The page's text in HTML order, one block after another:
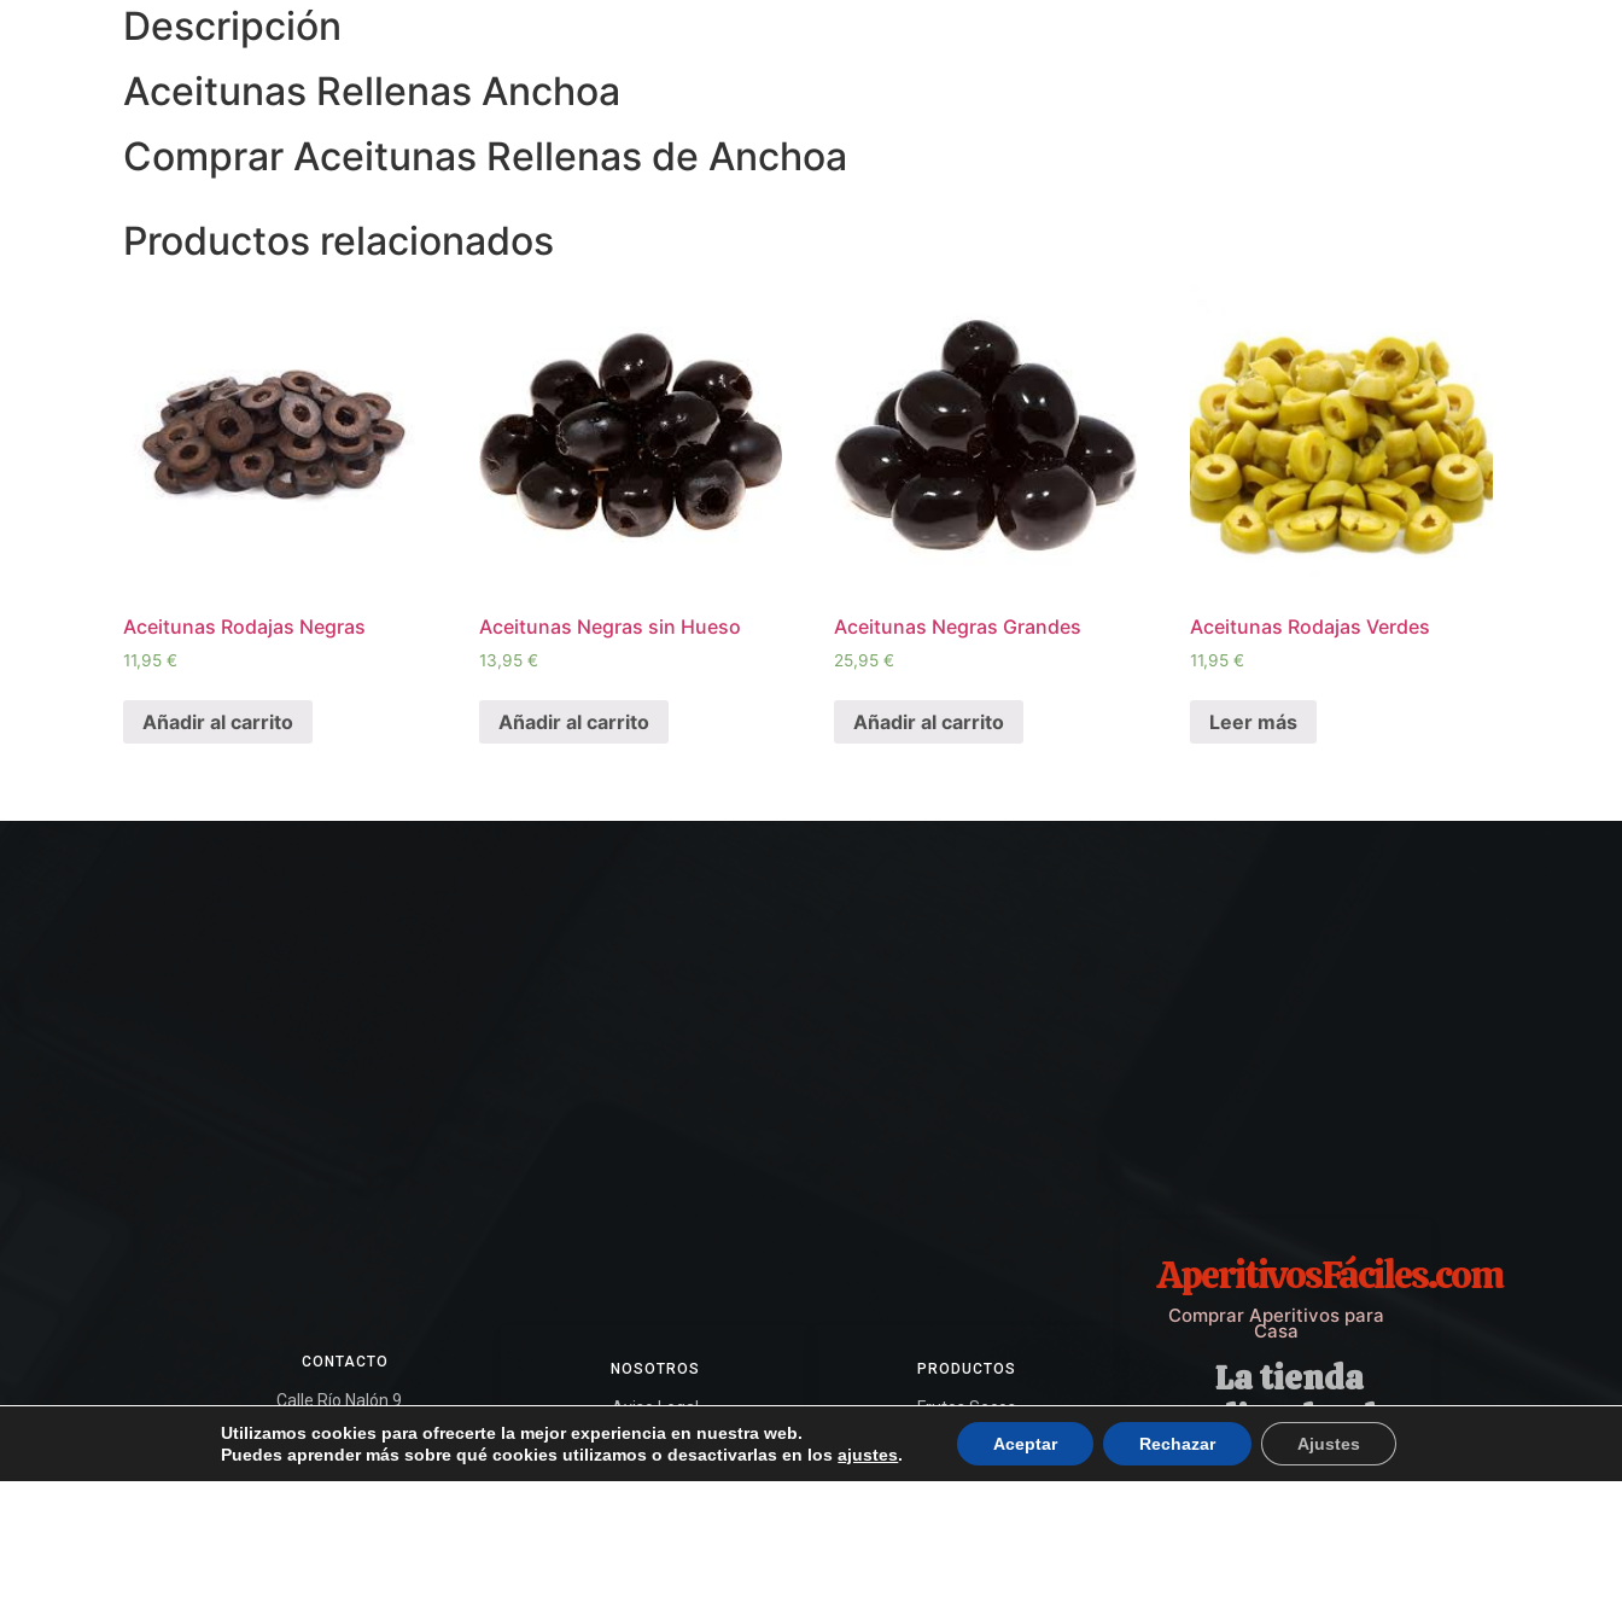
Descripción
Aceitunas Rellenas Anchoa
Comprar Aceitunas Rellenas de Anchoa
Productos relacionados
Aceitunas Rodajas Negras
11,95 €
Añadir al carrito
Aceitunas Negras sin Hueso
13,95 €
Añadir al carrito
Aceitunas Negras Grandes
25,95€
Añadir al carrito
Aceitunas Rodajas Verdes
11,95€
Leer más
CONTACTO
Calle Río Nalón 9
Algete Madrid España
91 628 33 17
669 18 67 52
NOSOTROS
Aviso Legal
Política de Privacidad
Política de Cookies
PRODUCTOS
Frutos Secos
Golosinas
Conservas de Pescado
AperitivosFáciles.com
Comprar Aperitivos para
Casa
La tienda
online donde
comprar
Utilizamos cookies para ofrecerte la mejor experiencia en nuestra web.
Puedes aprender más sobre qué cookies utilizamos o desactivarlas en losajustes.
Aceptar Rechazar Ajustes